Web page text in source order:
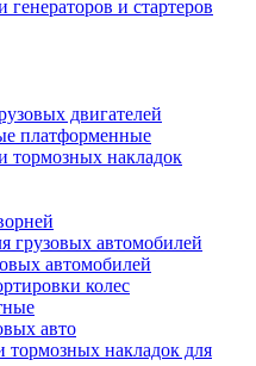
и стартеров
двигателей
платформенные
тормозных накладок
грузовых автомобилей
автомобилей
колес
авто
тормозных накладок для